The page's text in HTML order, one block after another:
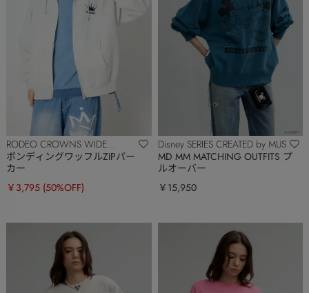
RODEO CROWNS WIDE
BOWL
ボンディングワッフルZIPパー
カー
￥3,795 (50%OFF)
Disney SERIES CREATED by MUS
MD MM MATCHING OUTFITS プ
ルオーバー
￥15,950